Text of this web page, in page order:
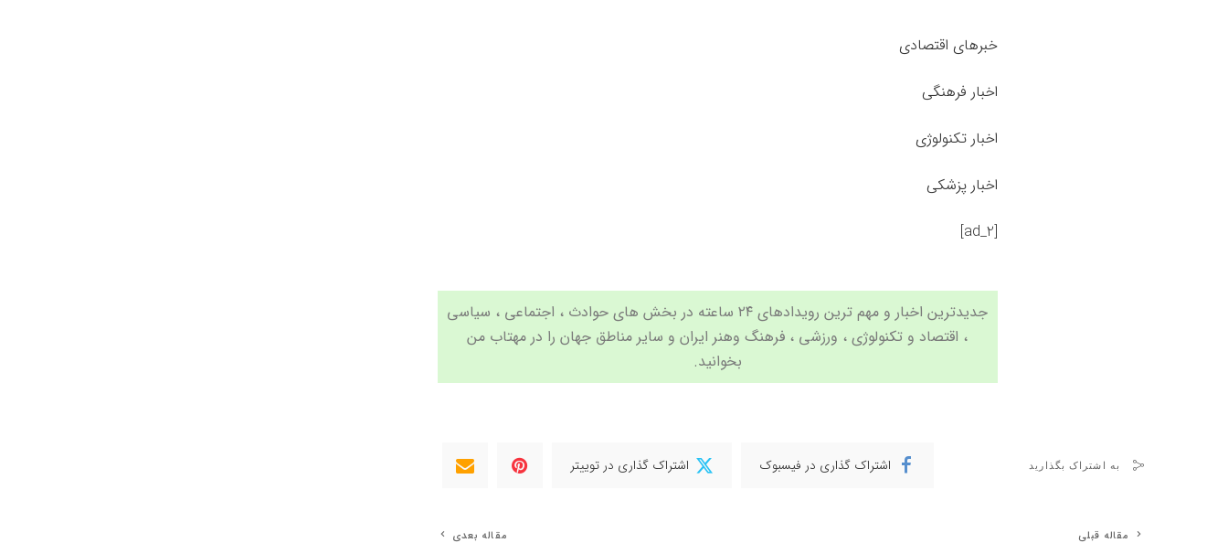
خبرهای اقتصادی
اخبار فرهنگی
اخبار تکنولوژی
اخبار پزشکی
[ad_2]
جدیدترین اخبار و مهم ترین رویدادهای ۲۴ ساعته در بخش های حوادث ، اجتماعی ، سیاسی
، اقتصادو تکنولوژی، ورزشی ، فرهنگ وهنرایران و سایر مناطق جهان را در مهتاب من
بخوانید.
به اشتراک بگذارید اشتراک گذاری در فیسبوک اشتراک گذاری در توییتر
مقاله قبلی مقاله بعدی